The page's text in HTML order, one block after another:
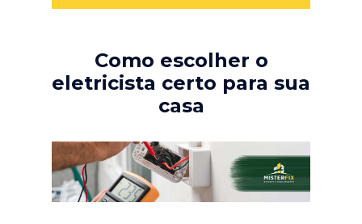
Como escolher o
eletricista certo para sua
casa